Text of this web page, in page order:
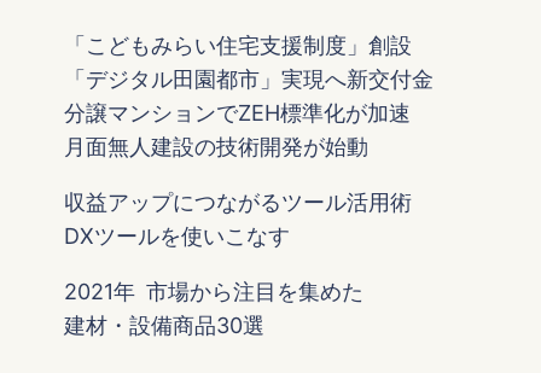
「こどもみらい住宅支援制度」創設
「デジタル田園都市」実現へ新交付金
分譲マンションでZEH標準化が加速
月面無人建設の技術開発が始動
収益アップにつながるツール活用術
DXツールを使いこなす
2021年 市場から注目を集めた
建材・設備商品30選